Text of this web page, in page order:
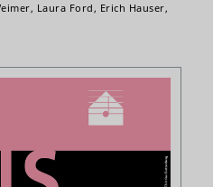
Laura Ford, Erich Hauser,